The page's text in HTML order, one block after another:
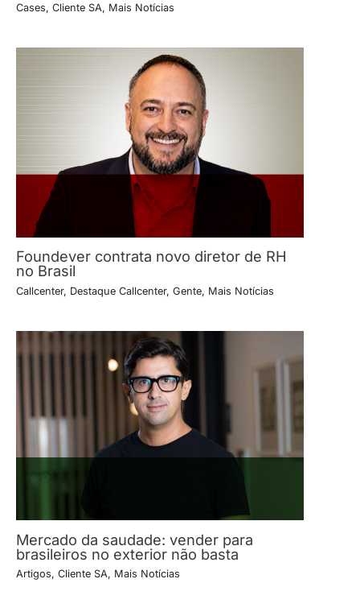
Cases, Cliente SA, Mais Notícias
Foundever contrata novo diretor de RH
no Brasil
Callcenter, Destaque Callcenter, Gente, Mais Notícias
Mercado da saudade: vender para
brasileiros no exterior não basta
Artigos, Cliente SA, Mais Notícias